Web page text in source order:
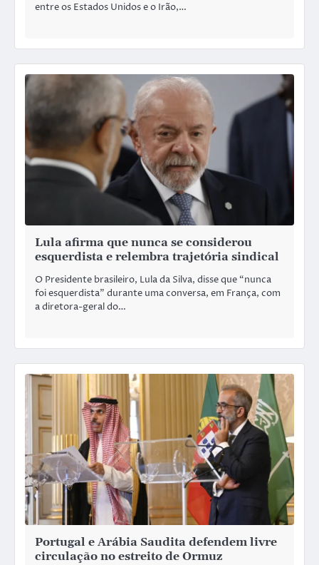
entre os Estados Unidos e o Irão,…
Lula afirma que nunca se considerou
esquerdista e relembra trajetória sindical
O Presidente brasileiro, Lula da Silva, disse que “nunca
foi esquerdista” durante uma conversa, em França, com
a diretora-geral do…
Portugal e Arábia Saudita defendem livre
circulação no estreito de Ormuz